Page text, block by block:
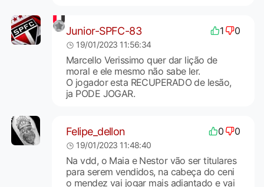
Junior-SPFC-83 1 0
19/01/2023 11:56:34
Marcello Verissimo quer dar lição de
moral e ele mesmo não sabe ler.
O jogador esta RECUPERADO de lesão,
ja PODE JOGAR.
Felipe_dellon 0 0
19/01/2023 11:48:40
Na vdd, o Maia e Nestor vão ser titulares
para serem vendidos, na cabeça do ceni
o mendez vai jogar mais adiantado e vai